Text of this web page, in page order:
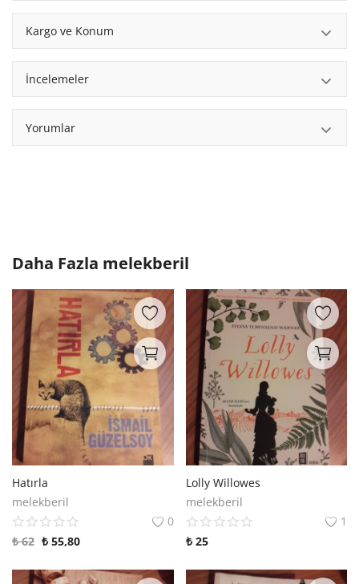
Kargo ve Konum
İncelemeler
Yorumlar
Daha Fazla melekberil
Hatırla
melekberil
0
₺62 ₺ 55,80
Lolly Willowes
melekberil
1
₺25